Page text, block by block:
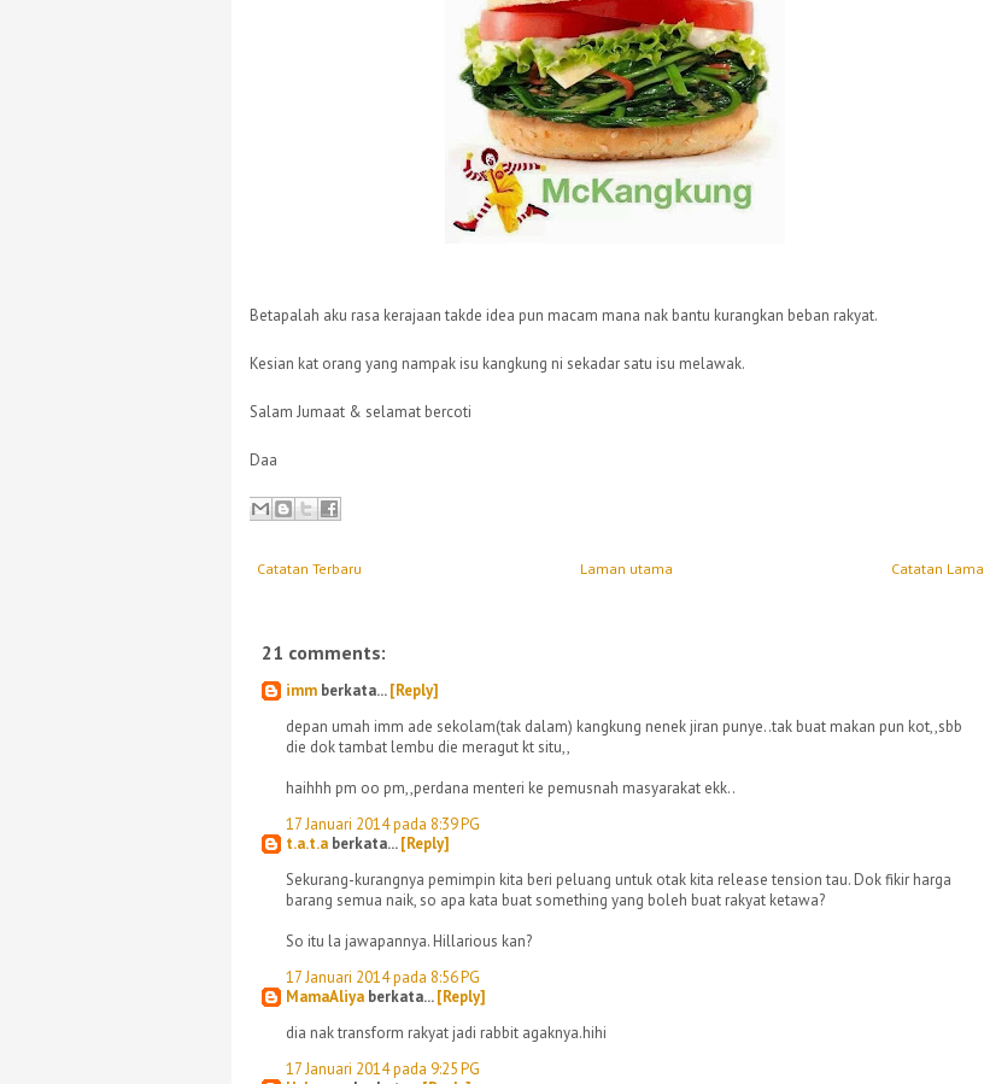
Betapalah aku rasa kerajaan takde idea pun macam mana nak bantu kurangkan beban rakyat.
Kesian kat orang yang nampak isu kangkung ni sekadar satu isu melawak.
Salam Jumaat & selamat bercoti
Daa
Catatan Terbaru Catatan Lama
Laman utama
21 comments:
imm berkata...[Reply]
depan umah imm ade sekolam(tak dalam) kangkung nenek jiran punye..tak buat makan pun kot,,sbb
die dok tambat lembu die meragut kt situ,,
haihhh pm oo pm,,perdana menteri ke pemusnah masyarakat ekk..
17 Januari 2014 pada 8:39 PG
t.a.t.a berkata...[Reply]
Sekurang-kurangnya pemimpin kita beri peluang untuk otak kita release tension tau. Dok fikir harga
barang semua naik, so apa kata buat something yang boleh buat rakyat ketawa?
So itu la jawapannya. Hillarious kan?
17 Januari 2014 pada 8:56 PG
MamaAliya berkata...[Reply]
dia nak transform rakyat jadi rabbit agaknya.hihi
17 Januari 2014 pada 9:25 PG